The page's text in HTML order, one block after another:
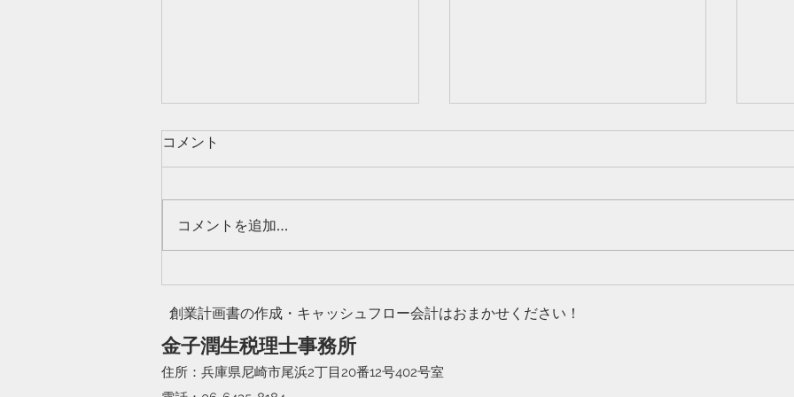
令和２年度税制改正大綱
こんにちは。尼崎の金子税理士事
払報告書・償却資産申告書等、
様々な業務を行っており、バタバ
定申告の時期に入りますが、合間
の時間を確保し、遅ればせながら
令和2...
住宅ローン控除の注意点
こんにちは。尼崎市の税理士の金
多くの人にとって人生で最も重要
故、住宅ローン控除という制度
免
コメント
コメントを追加…
創業計画書の作成・キャッシュフロー会計はおまかせください！
金子潤生税理士事務所
住所：兵庫県尼崎市尾浜2丁目 20番12号402号室